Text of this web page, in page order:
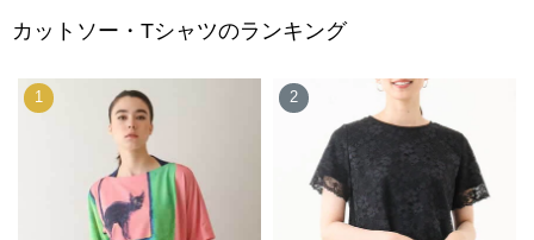
カットソー・Tシャツのランキング
1 2